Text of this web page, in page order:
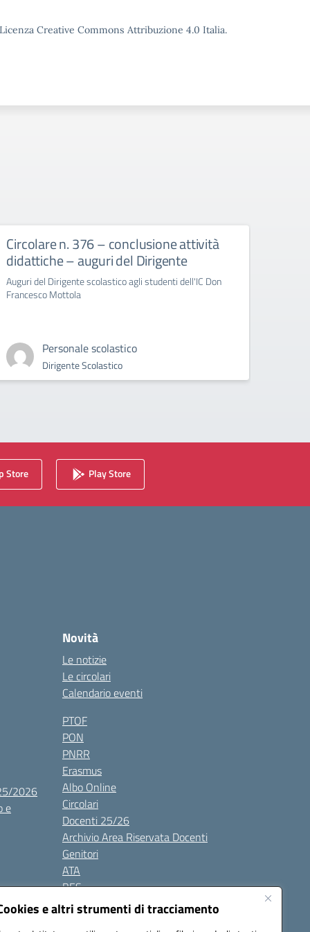
e altri strumenti di tracciamento
Creative Commons Attribuzione 4.0 Italia.
Circolare n. 376 – conclusione attività
didattiche – auguri del Dirigente
Auguri del Dirigente scolastico agli studenti dell'IC Don
Francesco Mottola
Personale scolastico
Dirigente Scolastico
Store Play Store
2026
e
Novità
Le notizie
Le circolari
Calendario eventi
PTOF
PON
PNRR
Erasmus
Albo Online
Circolari
Docenti 25/26
Archivio Area Riservata Docenti
Genitori
ATA
BES
Modulistica